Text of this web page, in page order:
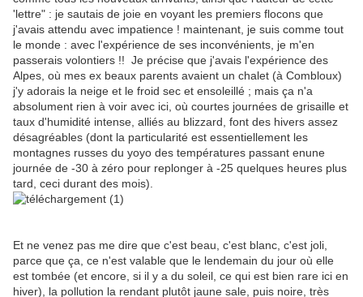
'lettre" : je sautais de joie en voyant les premiers flocons que
j'avais attendu avec impatience ! maintenant, je suis comme tout
le monde : avec l'expérience de ses inconvénients, je m'en
passerais volontiers !! Je précise que j'avais l'expérience des
Alpes, où mes ex beaux parents avaient un chalet (à Combloux)
j'y adorais la neige et le froid sec et ensoleillé ; mais ça n'a
absolument rien à voir avec ici, où courtes journées de grisaille et
taux d'humidité intense, alliés au blizzard, font des hivers assez
désagréables (dont la particularité est essentiellement les
montagnes russes du yoyo des températures passant enune
journée de -30 à zéro pour replonger à -25 quelques heures plus
tard, ceci durant des mois).
Et ne venez pas me dire que c'est beau, c'est blanc, c'est joli,
parce que ça, ce n'est valable que le lendemain du jour où elle
est tombée (et encore, si il y a du soleil, ce qui est bien rare ici en
hiver), la pollution la rendant plutôt jaune sale, puis noire, très